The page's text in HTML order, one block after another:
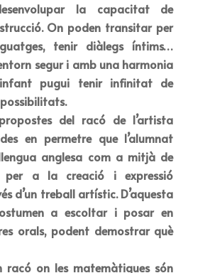
la capacitat de
On poden transitar per
tenir diàlegs íntims…
segur i amb una harmonia
pugui tenir infinitat de
del racó de l’artista
en permetre que l’alumnat
anglesa com a mitjà de
per a la creació i expressió
d’un treball artístic. D’aquesta
a escoltar i posar en
orals, podent demostrar què
racó on les matemàtiques són